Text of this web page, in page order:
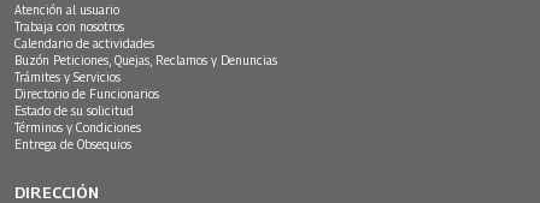
Atención al usuario
Trabaja con nosotros
Calendario de actividades
Buzón Peticiones, Quejas, Reclamos y Denuncias
Trámites y Servicios
Directorio de Funcionarios
Estado de su solicitud
Términos y Condiciones
Entrega de Obsequios
DIRECCIÓN